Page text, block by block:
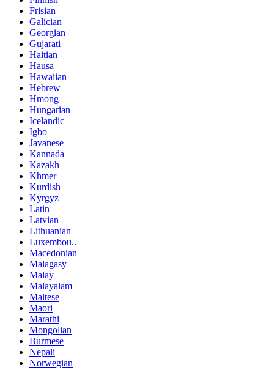
Frisian
Galician
Georgian
Gujarati
Haitian
Hausa
Hawaiian
Hebrew
Hmong
Hungarian
Icelandic
Igbo
Javanese
Kannada
Kazakh
Khmer
Kurdish
Kyrgyz
Latin
Latvian
Lithuanian
Luxembou..
Macedonian
Malagasy
Malay
Malayalam
Maltese
Maori
Marathi
Mongolian
Burmese
Nepali
Norwegian